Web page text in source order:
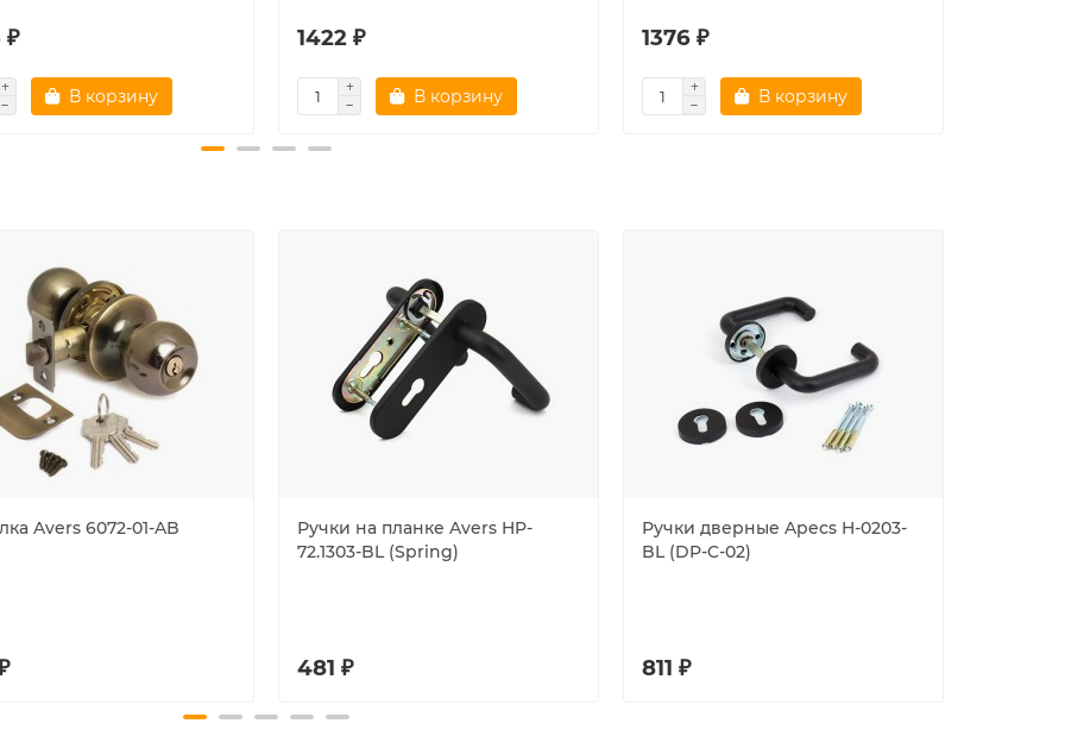
₽
В корзину
1422 ₽
В корзину
1376 ₽
В корзину
Avers 6072-01-AB
Ручки на планке Avers HP-
72.1303-BL (Spring)
481 ₽
Ручки дверные Apecs H-0203-
BL (DP-C-02)
811 ₽